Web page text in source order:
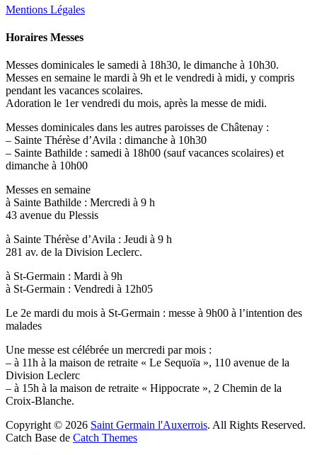
Mentions Légales
Horaires Messes
Messes dominicales le samedi à 18h30, le dimanche à 10h30.
Messes en semaine le mardi à 9h et le vendredi à midi, y compris
pendant les vacances scolaires.
Adoration le 1er vendredi du mois, après la messe de midi.
Messes dominicales dans les autres paroisses de Châtenay :
– Sainte Thérèse d’Avila : dimanche à 10h30
– Sainte Bathilde : samedi à 18h00 (sauf vacances scolaires) et
dimanche à 10h00
Messes en semaine
à Sainte Bathilde : Mercredi à 9 h
43 avenue du Plessis
à Sainte Thérèse d’Avila : Jeudi à 9 h
281 av. de la Division Leclerc.
à St-Germain : Mardi à 9h
à St-Germain : Vendredi à 12h05
Le 2e mardi du mois à St-Germain : messe à 9h00 à l’intention des
malades
Une messe est célébrée un mercredi par mois :
– à 11h à la maison de retraite « Le Sequoïa », 110 avenue de la
Division Leclerc
– à 15h à la maison de retraite « Hippocrate », 2 Chemin de la
Croix-Blanche.
Copyright © 2026 Saint Germain l'Auxerrois. All Rights Reserved.
Catch Base de Catch Themes